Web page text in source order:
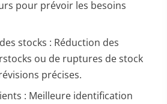
pour prévoir les besoins
stocks : Réduction des
ou de ruptures de stock
précises.
: Meilleure identification